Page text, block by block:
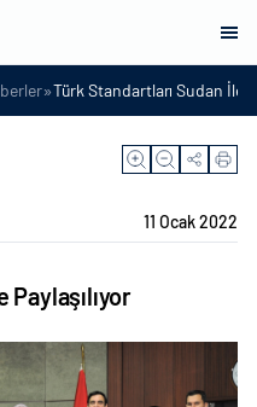
»Türk Standartları Sudan İle
11 Ocak 2022